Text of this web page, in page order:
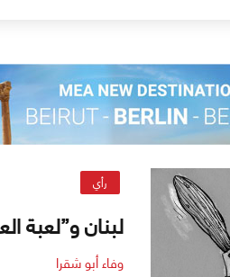
رأي
لبنان و”لعبة
وفاء أبو شقرا